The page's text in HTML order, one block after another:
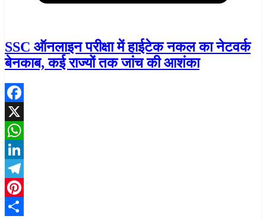
SSC ऑनलाइन परीक्षा में हाईटेक नकल का नेटवर्क
बेनकाब, कई राज्यों तक जांच की आशंका
Facebook
X
WhatsApp
LinkedIn
Telegram
Pinterest